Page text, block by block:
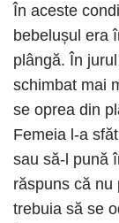
În aceste
bebelușul era
plângă. În
schimbat mai
se oprea din
Femeia l-a
sau să-l pună
răspuns că nu
trebuia să se